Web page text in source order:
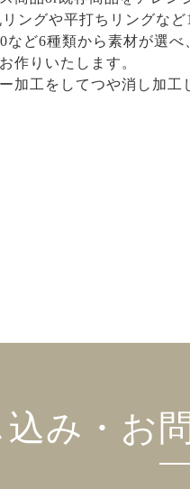
ングや平打ちリングな
など6種類から素材が選
作りいたします。
加工をしてつや消し加工
込み・お